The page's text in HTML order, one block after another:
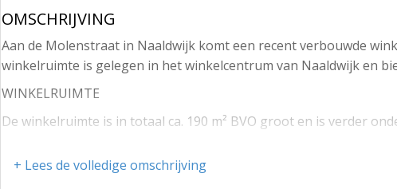
• Magazijnruimte v.v. verwarming;
• Cv-ketel;
• Pantry;
• Toilet.
BOUWJAAR
OMSCHRIJVING
Aan de Molenstraat in Naaldwijk komt een recent verbouwde
winkelruimte is gelegen in het winkelcentrum van Naaldwijk en
WINKELRUIMTE
De winkelruimte is in totaal ca. 190 m² BVO groot en is verder
• Kantineruimte v.v. pantry en verwarming;
+ Lees de volledige omschrijving